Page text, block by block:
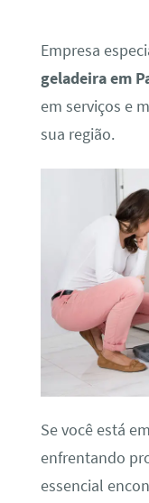
Empresa
geladeira em
em serviços e
sua região.
Se você está
enfrentando
essencial